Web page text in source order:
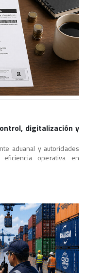
digitalización y
aduanal y autoridades
operativa en